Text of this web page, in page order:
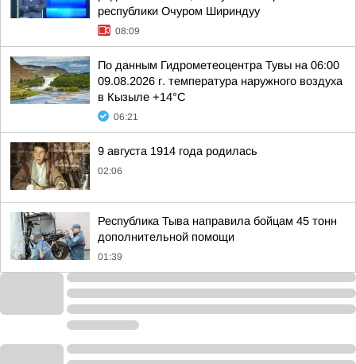
республики Очуром Шириндуу
08:09
По данным Гидрометеоцентра Тувы на 06:00
09.08.2026 г. температура наружного воздуха
в Кызыле +14°С
06:21
9 августа 1914 года родилась
02:06
Республика Тыва направила бойцам 45 тонн
дополнительной помощи
01:39